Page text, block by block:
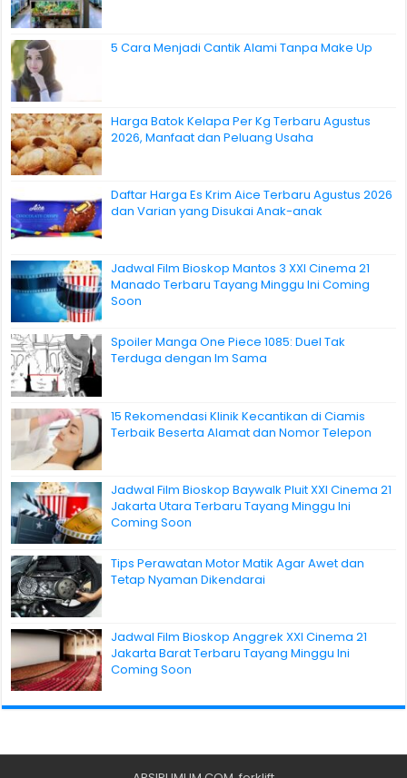
5 Cara Menjadi Cantik Alami Tanpa Make Up
Harga Batok Kelapa Per Kg Terbaru Agustus
2026, Manfaat dan Peluang Usaha
Daftar Harga Es Krim Aice Terbaru Agustus 2026
dan Varian yang Disukai Anak-anak
Jadwal Film Bioskop Mantos 3 XXI Cinema 21
Manado Terbaru Tayang Minggu Ini Coming
Soon
Spoiler Manga One Piece 1085: Duel Tak
Terduga dengan Im Sama
15 Rekomendasi Klinik Kecantikan di Ciamis
Terbaik Beserta Alamat dan Nomor Telepon
Jadwal Film Bioskop Baywalk Pluit XXI Cinema 21
Jakarta Utara Terbaru Tayang Minggu Ini
Coming Soon
Tips Perawatan Motor Matik Agar Awet dan
Tetap Nyaman Dikendarai
Jadwal Film Bioskop Anggrek XXI Cinema 21
Jakarta Barat Terbaru Tayang Minggu Ini
Coming Soon